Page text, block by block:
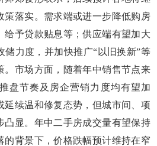
策落实。需求端或进一步降低购房
给予贷款贴息等；供应端有望加大
储力度，并加快推广“以旧换新”等
。市场方面，随着年中销售节点来
盘节奏及房企营销力度均有望加
延续温和修复态势，但城市间、项
凸显。年中二手房成交量有望保持
的背景下，价格跌幅预计维持在窄